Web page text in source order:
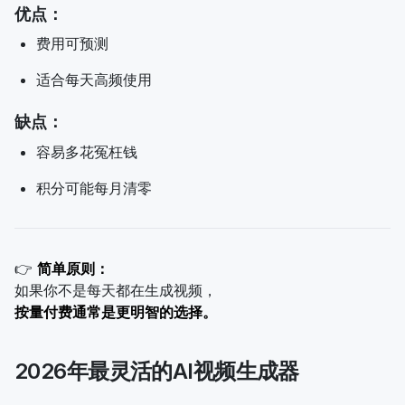
优点：
费用可预测
适合每天高频使用
缺点：
容易多花冤枉钱
积分可能每月清零
👉 简单原则：
如果你不是每天都在生成视频，
按量付费通常是更明智的选择。
2026年最灵活的AI视频生成器